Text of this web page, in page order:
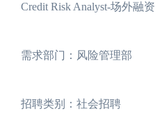
Credit Risk Analyst-场外融资
需求部门：风险管理部
招聘类别：社会招聘